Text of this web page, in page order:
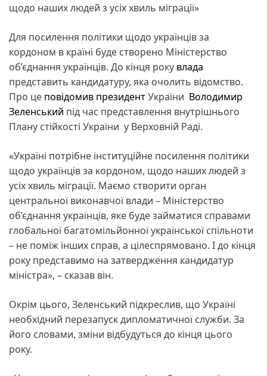
щодо наших людей з усіх хвиль міграції»
Для посилення політики щодо українців за
кордоном в країні буде створено Міністерство
об’єднання українців. До кінця року влада
представить кандидатуру, яка очолить відомство.
Про це повідомив президентУкраїни Володимир
Зеленський під час представлення внутрішнього
Плану стійкості України у Верховній Раді.
«Україні потрібне інституційне посилення політики
щодо українців за кордоном, щодо наших людей з
усіх хвиль міграції. Маємо створити орган
центральної виконавчої влади – Міністерство
об’єднання українців, яке буде займатися справами
глобальної багатомільйонної української спільноти
– не поміж інших справ, а цілеспрямовано. І до кінця
року представимо на затвердження кандидатур
міністра», – сказав він.
Окрім цього, Зеленський підкреслив, що Україні
необхідний перезапуск дипломатичної служби. За
його словами, зміни відбудуться до кінця цього
року.